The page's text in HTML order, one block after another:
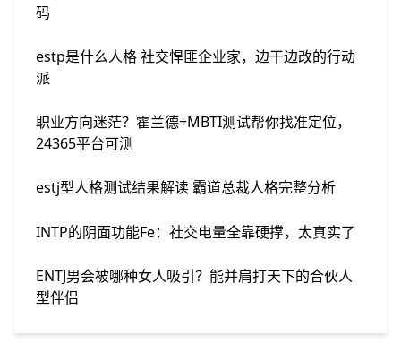
码
estp是什么人格 社交悍匪企业家，边干边改的行动
派
职业方向迷茫？霍兰德+MBTI测试帮你找准定位，
24365平台可测
estj型人格测试结果解读 霸道总裁人格完整分析
INTP的阴面功能Fe：社交电量全靠硬撑，太真实了
ENTJ男会被哪种女人吸引？能并肩打天下的合伙人
型伴侣